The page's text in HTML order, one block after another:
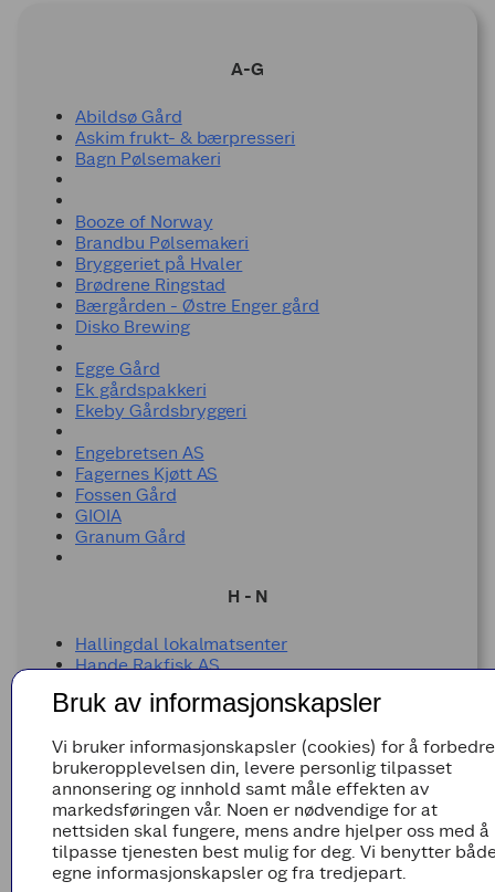
A-G
Abildsø Gård
Askim frukt- & bærpresseri
Bagn Pølsemakeri
Booze of Norway
Brandbu Pølsemakeri
Bryggeriet på Hvaler
Brødrene Ringstad
Bærgården - Østre Enger gård
Disko Brewing
Egge Gård
Ek gårdspakkeri
Ekeby Gårdsbryggeri
Engebretsen AS
Fagernes Kjøtt AS
Fossen Gård
GIOIA
Granum Gård
H - N
Hallingdal lokalmatsenter
Hande Rakfisk AS
Helle kjøtt
Hensåsen Fjellgard
Herlig AS
Holli Mølle
Holmen Crisp
Holmstad bakeri
Imres Granola
Jonny Råtten AS (Bignose)
Bruk av informasjonskapsler
Vi bruker informasjonskapsler (cookies) for å forbedre
brukeropplevelsen din, levere personlig tilpasset
annonsering og innhold samt måle effekten av
markedsføringen vår. Noen er nødvendige for at
nettsiden skal fungere, mens andre hjelper oss med å
tilpasse tjenesten best mulig for deg. Vi benytter
egne informasjonskapsler og fra tredjepart.